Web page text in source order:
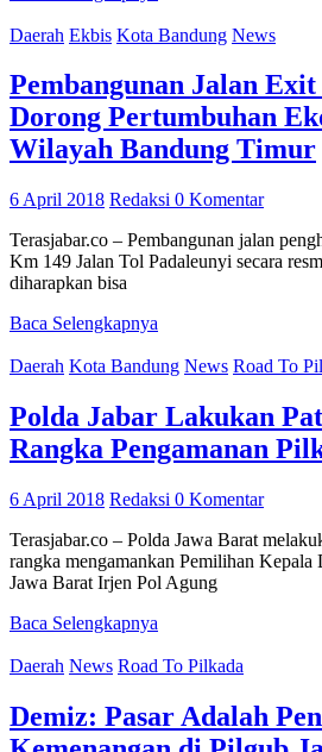
Daerah Ekbis Kota Bandung News
Pembangunan Jalan Exit
Dorong Pertumbuhan
Wilayah Bandung Timur
6 April 2018 Redaksi 0 Komentar
Terasjabar.co – Pembangunan jalan
Km 149 Jalan Tol Padaleunyi secara
diharapkan bisa
Baca Selengkapnya
Daerah Kota Bandung News Road To
Polda Jabar Lakukan
Rangka Pengamanan
6 April 2018 Redaksi 0 Komentar
Terasjabar.co – Polda Jawa Barat
rangka mengamankan Pemilihan Kepala
Jawa Barat Irjen Pol Agung
Baca Selengkapnya
Daerah News Road To Pilkada
Demiz: Pasar Adalah